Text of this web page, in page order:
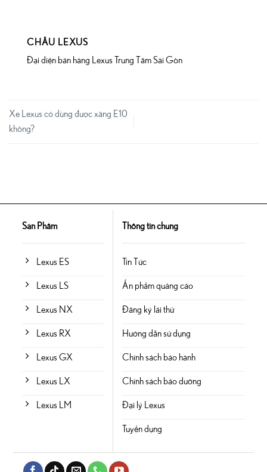
CHÂU LEXUS
Đại diện bán hàng Lexus Trung Tâm Sài Gòn
Xe Lexus có dùng được xăng E10
không?
Sản Phẩm
Lexus ES
Lexus LS
Lexus NX
Lexus RX
Lexus GX
Lexus LX
Lexus LM
Thông tin chung
Tin Tức
Ấn phẩm quảng cáo
Đăng ký lái thử
Hướng dẫn sử dụng
Chính sách bảo hành
Chính sách bảo dưỡng
Đại lý Lexus
Tuyển dụng